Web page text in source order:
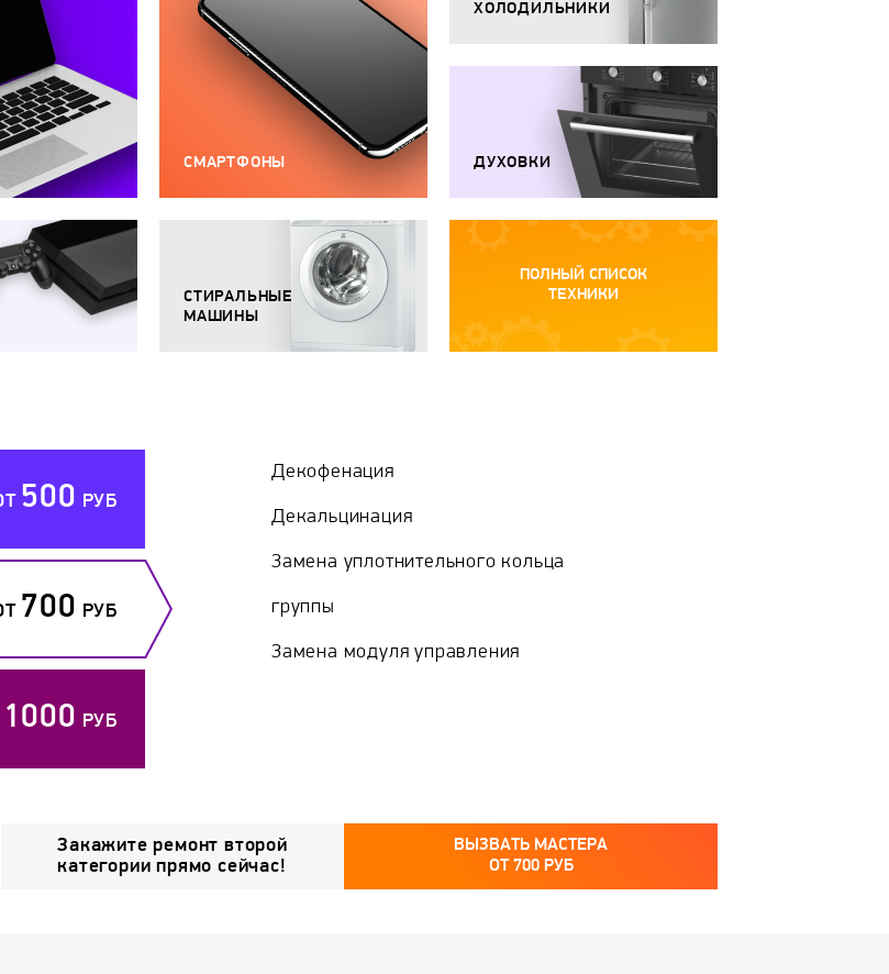
СМАРТФОНЫ
СТИРАЛЬНЫЕ
МАШИНЫ
ХОЛОДИЛЬНИКИ
ДУХОВКИ
ПОЛНЫЙ СПИСОК
ТЕХНИКИ
500 РУБ
700 РУБ
1000 РУБ
Декофенация
Декальцинация
Замена уплотнительного кольца
группы
Замена модуля управления
Закажите ремонт второй
категории прямо сейчас!
ВЫЗВАТЬ МАСТЕРА
ОТ700РУБ